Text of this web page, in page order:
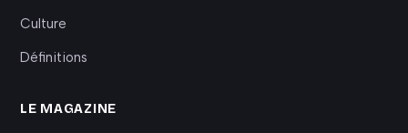
Culture
Définitions
LE MAGAZINE